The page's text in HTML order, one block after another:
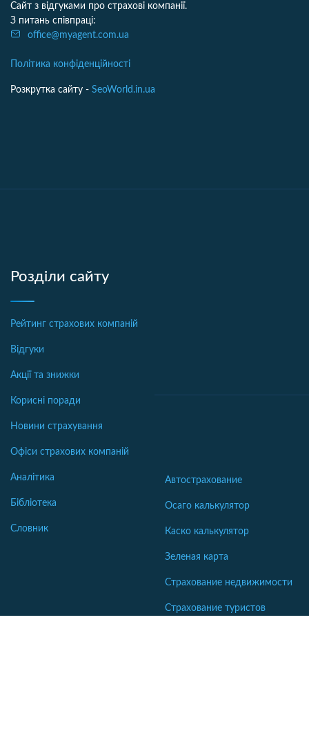
Сайт з відгуками про страхові компанії.
З питань співпраці:
office@myagent.com.ua
Політика конфіденційності
Розкрутка сайту - SeoWorld.in.ua
Розділи сайту
Рейтинг страхових компаній
Відгуки
Акції та знижки
Корисні поради
Новини страхування
Офіси страхових компаній
Аналітика
Бібліотека
Словник
Автострахование
Осаго калькулятор
Каско калькулятор
Зеленая карта
Страхование недвижимости
Страхование туристов